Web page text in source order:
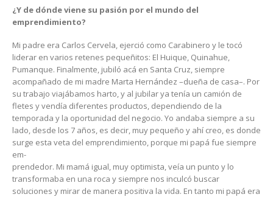
¿Y de dónde viene su pasión por el mundo del
emprendimiento?
Mi padre era Carlos Cervela, ejerció como Carabinero y le tocó
liderar en varios retenes pequeñitos: El Huique, Quinahue,
Pumanque. Finalmente, jubiló acá en Santa Cruz, siempre
acompañado de mi madre Marta Hernández –dueña de casa–. Por
su trabajo viajábamos harto, y al jubilar ya tenía un camión de
fletes y vendía diferentes productos, dependiendo de la
temporada y la oportunidad del negocio. Yo andaba siempre a su
lado, desde los 7 años, es decir, muy pequeño y ahí creo, es donde
surge esta veta del emprendimiento, porque mi papá fue siempre
em-
prendedor. Mi mamá igual, muy optimista, veía un punto y lo
transformaba en una roca y siempre nos inculcó buscar
soluciones y mirar de manera positiva la vida. En tanto mi papá era